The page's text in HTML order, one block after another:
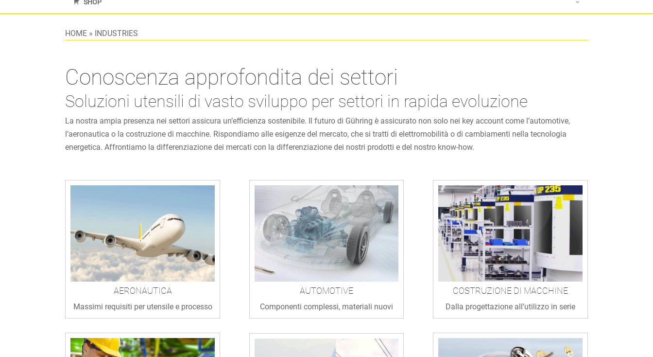
SHOP
HOME » INDUSTRIES
Conoscenza approfondita dei settori
Soluzioni utensili di vasto sviluppo per settori in rapida evoluzione
La nostra ampia presenza nei settori assicura un’efficienza sostenibile. Il futuro di Gühring è assicurato non solo nei key account come l’automotive,
l’aeronautica o la costruzione di macchine. Rispondiamo alle esigenze del mercato, che si tratti di elettromobilità o di cambiamenti nella tecnologia
energetica. Affrontiamo la differenziazione dei mercati con la differenziazione dei nostri prodotti e del nostro know-how.
AERONAUTICA
Massimi requisiti per utensile e processo
AUTOMOTIVE
Componenti complessi, materiali nuovi
COSTRUZIONE DI MACCHINE
Dalla progettazione all’utilizzo in serie